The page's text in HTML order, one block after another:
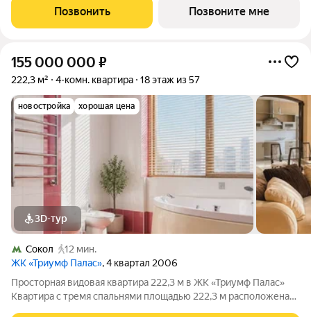
районе Москвы, на улице Куусенина, в окружении почти 150
гектаров парков для
Позвонить Позвоните мне
155 000 000 ₽
222,3 м² 4-комн. квартира 18 этаж из 57
новостройка хорошая цена
3D-тур
Сокол
12 мин.
ЖК «Триумф Палас», 4 квартал 2006
Просторная видовая квартира 222,3 м в ЖК «Триумф Палас»
Квартира с тремя спальнями площадью 222,3 м расположена